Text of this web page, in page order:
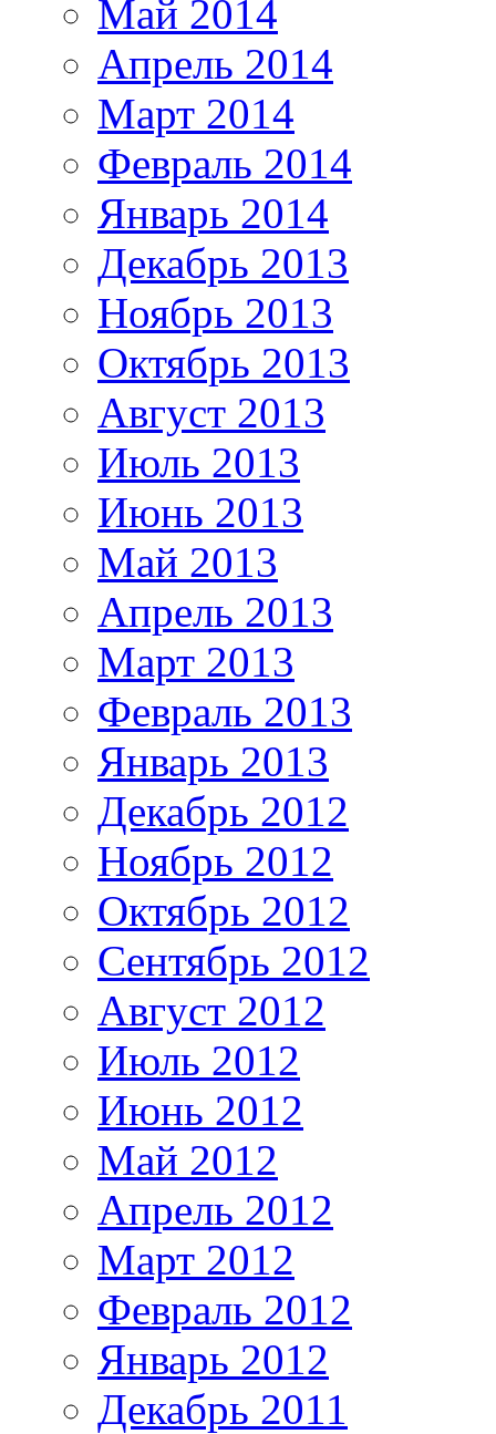
Май 2014
Апрель 2014
Март 2014
Февраль 2014
Январь 2014
Декабрь 2013
Ноябрь 2013
Октябрь 2013
Август 2013
Июль 2013
Июнь 2013
Май 2013
Апрель 2013
Март 2013
Февраль 2013
Январь 2013
Декабрь 2012
Ноябрь 2012
Октябрь 2012
Сентябрь 2012
Август 2012
Июль 2012
Июнь 2012
Май 2012
Апрель 2012
Март 2012
Февраль 2012
Январь 2012
Декабрь 2011